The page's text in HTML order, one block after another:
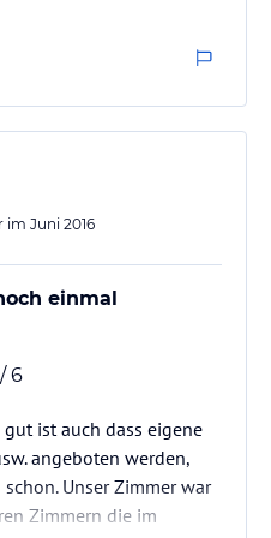
denn so nett und herzlich
im Juni 2016
einmal
/ 6
ist auch dass eigene
angeboten werden,
Unser Zimmer war
Zimmern die im